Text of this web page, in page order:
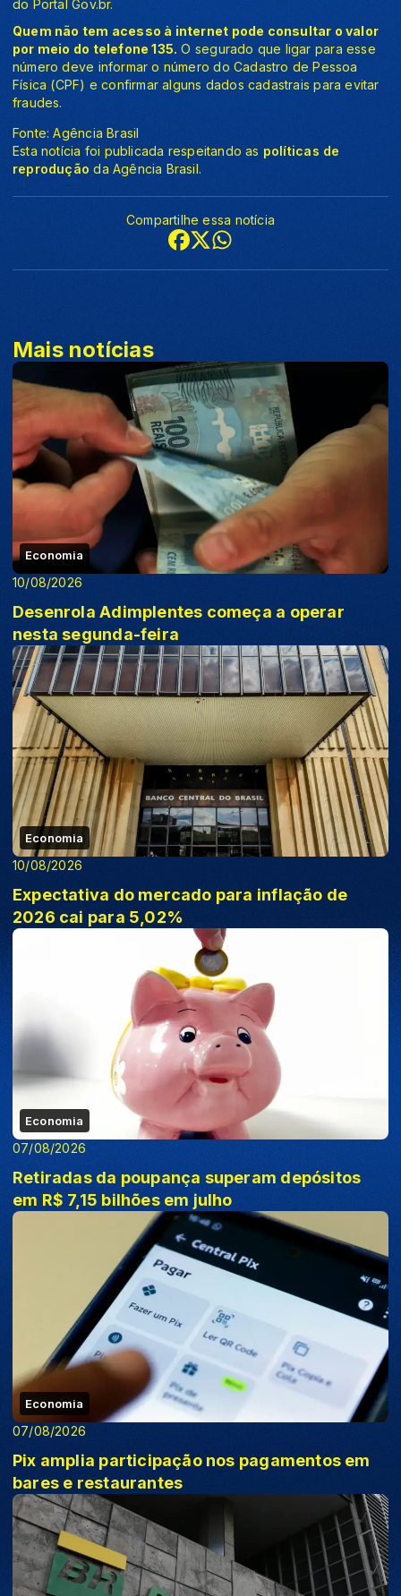
do Portal Gov.br.
Quem não tem acesso à internet pode consultar o valor
por meio do telefone 135. O segurado que ligar para esse
número deve informar o número do Cadastro de Pessoa
Física (CPF) e confirmar alguns dados cadastrais para evitar
fraudes.
Fonte: Agência Brasil
Esta notícia foi publicada respeitando as políticas de
reprodução da Agência Brasil.
Compartilhe essa notícia
Mais notícias
Economia
10/08/2026
Desenrola Adimplentes começa a operar
nesta segunda-feira
Economia
10/08/2026
Expectativa do mercado para inflação de
2026 cai para 5,02%
Economia
07/08/2026
Retiradas da poupança superam depósitos
em R$ 7,15 bilhões em julho
Economia
07/08/2026
Pix amplia participação nos pagamentos em
bares e restaurantes